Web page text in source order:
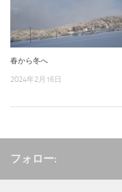
春から冬へ
2024年2月16日
フォロー: